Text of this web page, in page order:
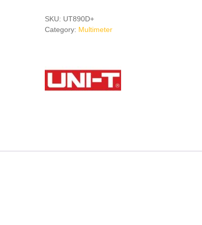
Multimeter
UT890D+
SKU: UT890D+
Category: Multimeter